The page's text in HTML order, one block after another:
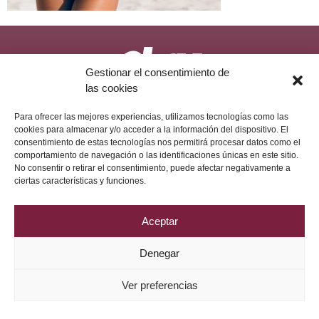
Gestionar el consentimiento de
las cookies
Para ofrecer las mejores experiencias, utilizamos tecnologías como las
cookies para almacenar y/o acceder a la información del dispositivo. El
consentimiento de estas tecnologías nos permitirá procesar datos como el
comportamiento de navegación o las identificaciones únicas en este sitio.
No consentir o retirar el consentimiento, puede afectar negativamente a
ciertas características y funciones.
Aceptar
Denegar
Ver preferencias
2026 © Grupo DRV Phytolab